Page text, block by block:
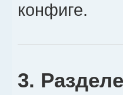
конфиге.
3.